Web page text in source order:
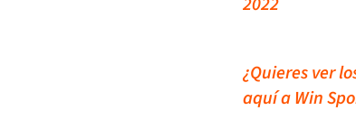
¿Quieres ver
aquí a Win